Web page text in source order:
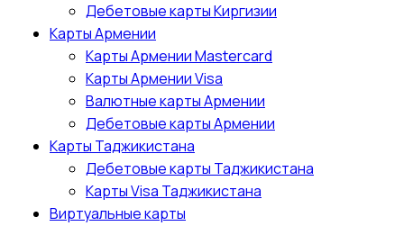
Дебетовые карты Киргизии
Карты Армении
Карты Армении Mastercard
Карты Армении Visa
Валютные карты Армении
Дебетовые карты Армении
Карты Таджикистана
Дебетовые карты Таджикистана
Карты Visa Таджикистана
Виртуальные карты